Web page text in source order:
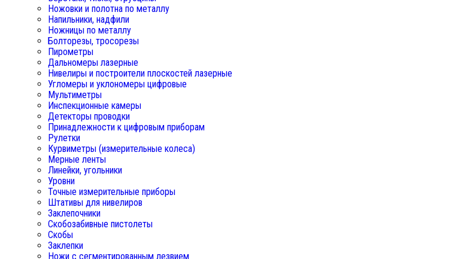
Ножовки и полотна по металлу
Напильники, надфили
Ножницы по металлу
Болторезы, тросорезы
Пирометры
Дальномеры лазерные
Нивелиры и построители плоскостей лазерные
Угломеры и уклономеры цифровые
Мультиметры
Инспекционные камеры
Детекторы проводки
Принадлежности к цифровым приборам
Рулетки
Курвиметры (измерительные колеса)
Мерные ленты
Линейки, угольники
Уровни
Точные измерительные приборы
Штативы для нивелиров
Заклепочники
Скобозабивные пистолеты
Скобы
Заклепки
Ножи с сегментированным лезвием